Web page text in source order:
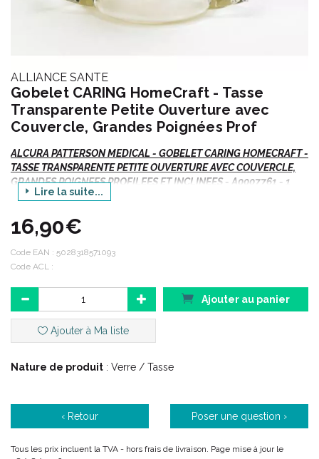
ALLIANCE SANTE
Gobelet CARING HomeCraft - Tasse
Transparente Petite Ouverture avec
Couvercle, Grandes Poignées Prof
ALCURA PATTERSON MEDICAL - GOBELET CARING HOMECRAFT -
TASSE TRANSPARENTE PETITE OUVERTURE AVEC COUVERCLE,
GRANDES POIGNEES PROFILEES ET INCLINEES - A0007761 - 1
Unité
Vte/NR
Indications :
Compensation d' un handicap en aidant la personne à boire
seule.
Description :
vaisselle.
Lire la suite...
16,90€
Code EAN : 5028318571093
Code ACL :
Ajouter au panier
Ajouter à Ma liste
Nature de produit : Verre / Tasse
‹ Retour Poser une question ›
Tous les prix incluent la TVA - hors frais de livraison. Page mise à jour le